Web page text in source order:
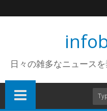
日々の雑多なニュース